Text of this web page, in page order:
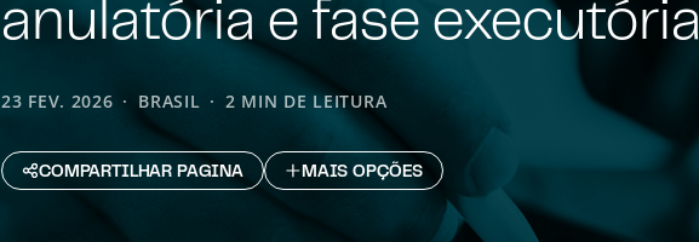
anulatória e fase executória
23 FEV. 2026 BRASIL 2 MIN DE LEITURA
COMPARTILHAR PAGINA MAIS OPÇÕES